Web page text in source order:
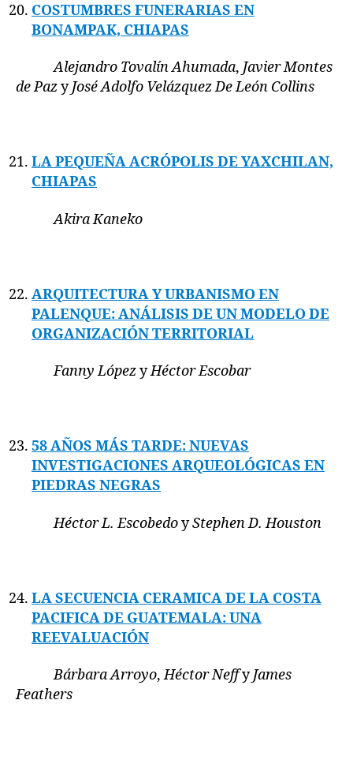
COSTUMBRES FUNERARIAS EN
BONAMPAK, CHIAPAS
Alejandro Tovalín Ahumada, Javier Montes
de PazyJosé Adolfo Velázquez De León Collins
LA PEQUEÑA ACRÓPOLIS DE YAXCHILAN,
CHIAPAS
Akira Kaneko
ARQUITECTURA Y URBANISMO EN
PALENQUE: ANÁLISIS DE UN MODELO DE
ORGANIZACIÓN TERRITORIAL
Fanny LópezyHéctor Escobar
58 AÑOS MÁS TARDE: NUEVAS
INVESTIGACIONES ARQUEOLÓGICAS EN
PIEDRAS NEGRAS
Héctor L. EscobedoyStephen D. Houston
LA SECUENCIA CERAMICA DE LA COSTA
PACIFICA DE GUATEMALA: UNA
REEVALUACIÓN
Bárbara Arroyo,Héctor NeffyJames
Feathers